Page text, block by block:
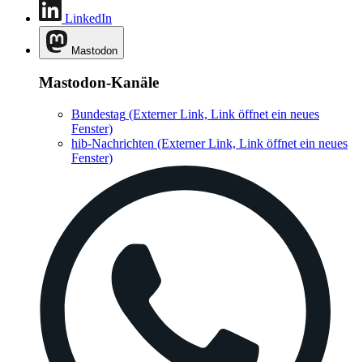
LinkedIn
Mastodon
Mastodon-Kanäle
Bundestag (Externer Link, Link öffnet ein neues
Fenster)
hib-Nachrichten (Externer Link, Link öffnet ein neues
Fenster)